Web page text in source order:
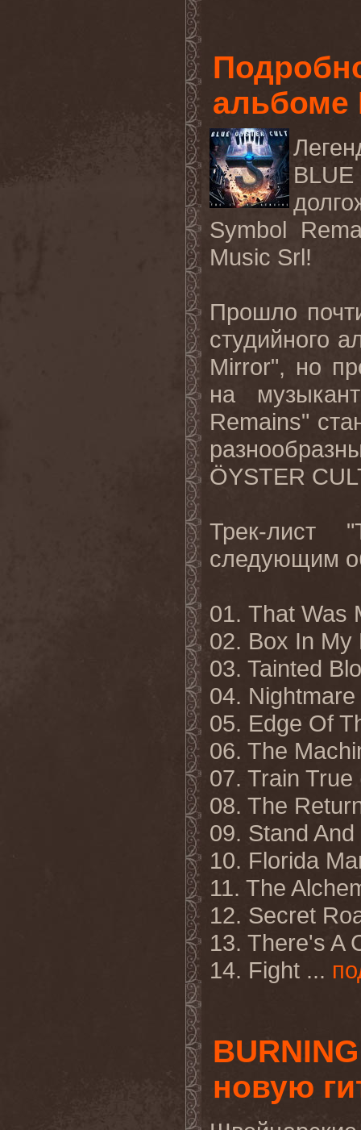
альбоме
Symbol
Music Srl!
Прошло
студийного
Mirror", но
на
Remains"
ÖYSTER
Трек-лист
следующим
01. That Was
02. Box In My
03. Tainted
04.
05. Edge Of
06. The
07. Train
08. The
09. Stand
10. Florida
11. The
12. Secret
13. There's A
14. Fight ...
новую